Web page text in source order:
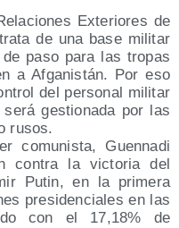
Exte­rio­res de
de una base mili­tar
paso para las tro­pas
a Afga­nis­tán. Por eso
del per­so­nal mili­tar
ges­tio­na­da por las
rusos.
comu­nis­ta, Guen­na­di
con­tra la vic­to­ria del
Putin, en la pri­me­ra
pre­si­den­cia­les en las
con el 17,18% de